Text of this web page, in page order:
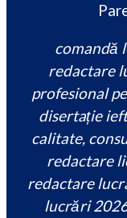
comandă
redactare
profesional
disertație
calitate,
redactare
redactare
lucrări